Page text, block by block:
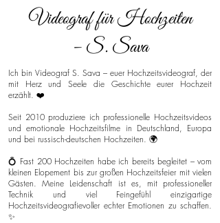
Videograf für Hochzeiten
– S. Sava
Ich bin Videograf S. Sava – euer Hochzeitsvideograf, der
mit Herz und Seele die Geschichte eurer Hochzeit
erzählt. ❤️
Seit 2010 produziere ich professionelle Hochzeitsvideos
und emotionale Hochzeitsfilme in Deutschland, Europa
und bei russisch-deutschen Hochzeiten. 🌍
💍 Fast 200 Hochzeiten habe ich bereits begleitet – vom
kleinen Elopement bis zur großen Hochzeitsfeier mit vielen
Gästen. Meine Leidenschaft ist es, mit professioneller
Technik und viel Feingefühl einzigartige
Hochzeitsvideografievoller echter Emotionen zu schaffen.
✨